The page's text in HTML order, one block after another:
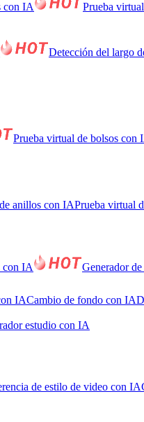
con IA Prueba
Detección del largo
Prueba virtual de bolsos con
anillos con IAPrueba virtual
con IA Generador
IACambio de fondo con IA
estudio con IA
de estilo de video con IA